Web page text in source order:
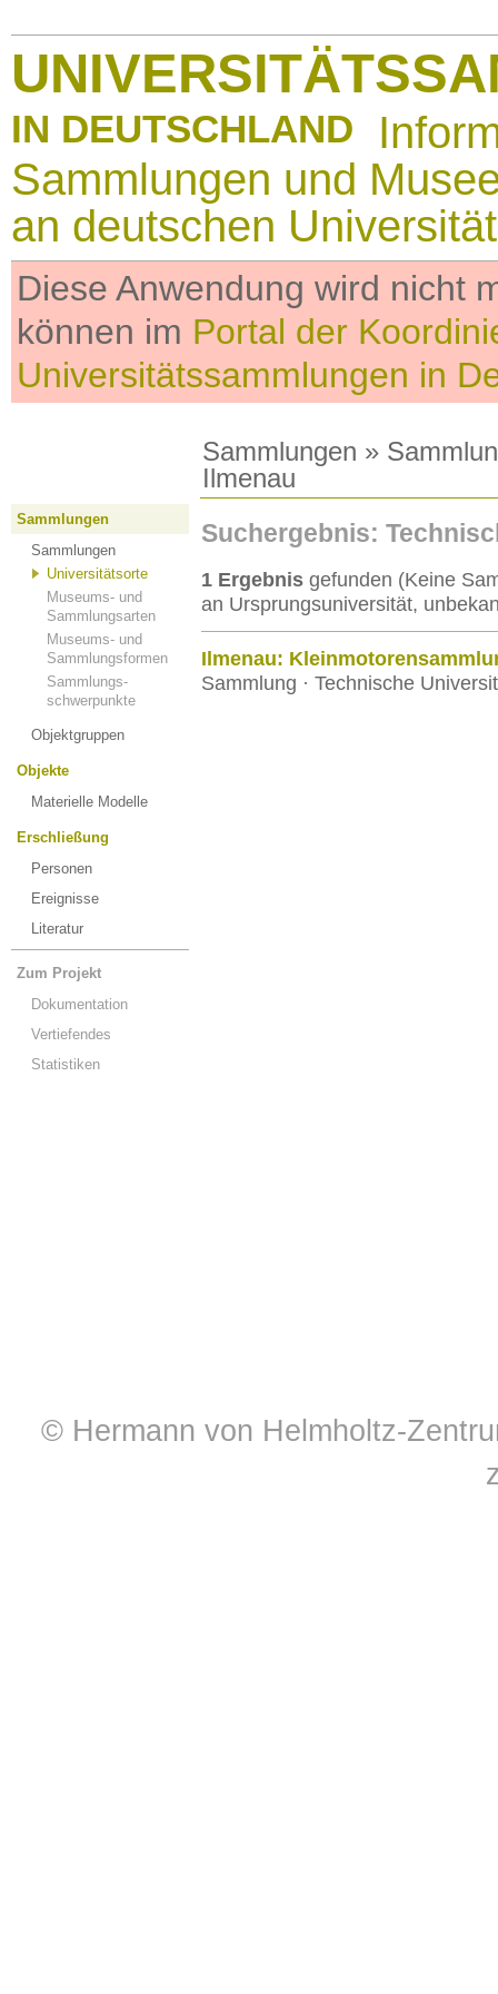
IN DEUTSCHLAND
Sammlungen und
an deutschen
Diese Anwendung wird nicht
können im Portal der
Universitätssammlungen in
Sammlungen »
Ilmenau
Sammlungen
Sammlungen
Universitätsorte
Museums- und
Sammlungsarten
Museums- und
Sammlungsformen
Sammlungs-
schwerpunkte
Objektgruppen
Objekte
Materielle Modelle
Erschließung
Personen
Ereignisse
Literatur
Zum Projekt
Dokumentation
Vertiefendes
Statistiken
Suchergebnis:
1 Ergebnis gefunden (Keine
an Ursprungsuniversität,
Ilmenau:
Sammlung · Technische
© Hermann von Helmholtz-